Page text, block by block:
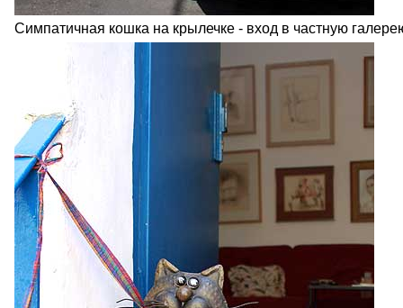
Симпатичная кошка на крылечке - вход в частную